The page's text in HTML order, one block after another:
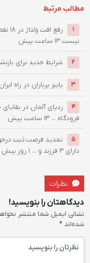
مطالب مرتبط
1
نیست 13 ساعت پیش
2 شرایط جدید برای
3 پاییز پرباران در راه ایران
4
ردپای آلمان در
فرودگاه ... 13 ساعت پیش
5
تمدید فرصت ثبت
دارای ۳ فرزند و ...
1 روز پیش
نظرات
دیدگاهتان را بنویسید!
نشانی ایمیل شما منتشر
شده‌اند *